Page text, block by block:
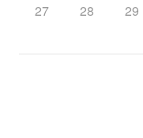
27 28 29